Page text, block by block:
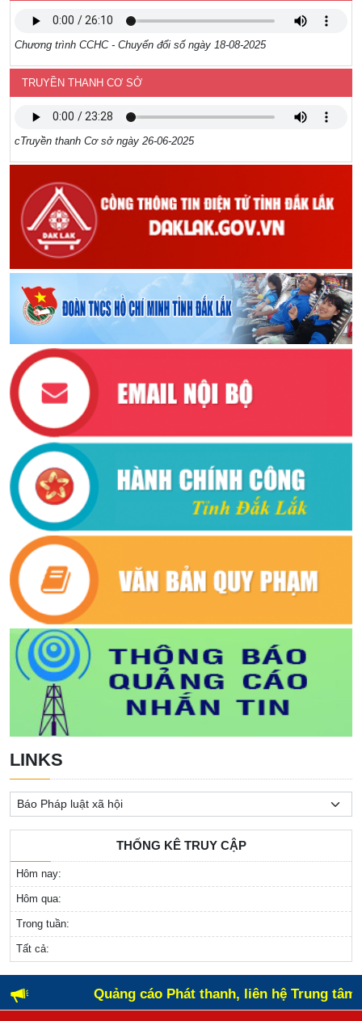
Chương trình CCHC - Chuyển đổi số ngày 18-08-2025
TRUYỀN THANH CƠ SỞ
cTruyền thanh Cơ sở ngày 26-06-2025
LINKS
THỐNG KÊ TRUY CẬP
Hôm nay:
Hôm qua:
Trong tuần:
Tất cả:
Quảng cáo Phát thanh, liên hệ Trung tâm